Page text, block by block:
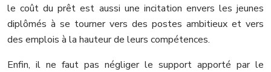
le coût du prêt est aussi une incitation envers les jeunes
diplômés à se tourner vers des postes ambitieux et vers
des emplois à la hauteur de leurs compétences.
Enfin, il ne faut pas négliger le support apporté par le